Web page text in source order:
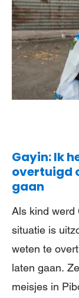
Gayin: Ik
overtuigd
gaan
Als kind werd
situatie is
weten te
laten gaan.
meisjes in